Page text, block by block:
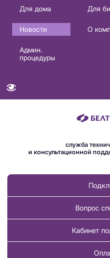
Основная
навигация
RU
Для дома Для
Новости
О
Админ.
процедуры
служба
и консультационной
Вопрос
Кабинет